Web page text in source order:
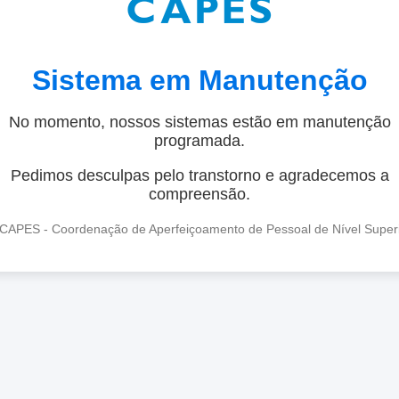
Sistema em Manutenção
No momento, nossos sistemas estão em manutenção
programada.
Pedimos desculpas pelo transtorno e agradecemos a
compreensão.
- Coordenação de Aperfeiçoamento de Pessoal de Nível